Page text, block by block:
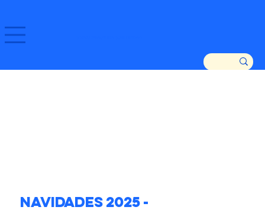
Navidades 2025 -